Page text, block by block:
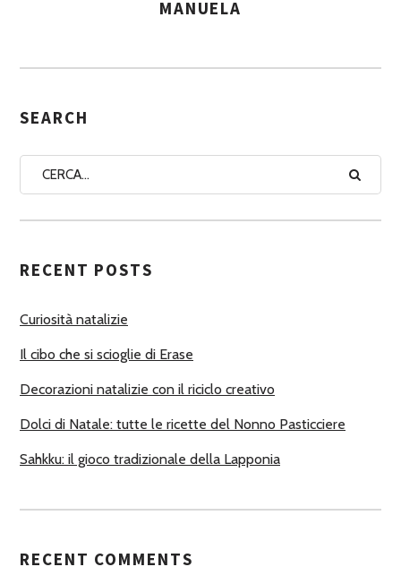
S
G
A
U
O
I
MANUELA
SEARCH
RECENT POSTS
Curiosità natalizie
Il cibo che si scioglie di Erase
Decorazioni natalizie con il riciclo creativo
Dolci di Natale: tutte le ricette del Nonno Pasticciere
Sahkku: il gioco tradizionale della Lapponia
RECENT COMMENTS